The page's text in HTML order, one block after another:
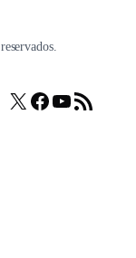
X Facebook
Youtube
Feed RSS